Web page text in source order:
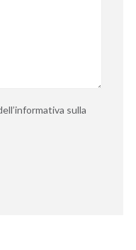
sulla